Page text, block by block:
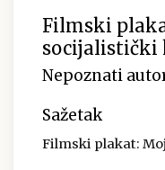
Filmski
socijalistički
Nepoznati
Sažetak
Filmski plakat: